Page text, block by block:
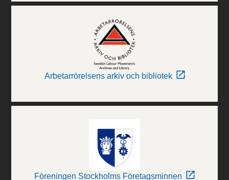
Arbetarrörelsens arkiv och bibliotek
Föreningen Stockholms Företagsminnen